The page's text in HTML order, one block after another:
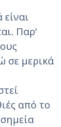
Παρ’
σε μερικά
από το